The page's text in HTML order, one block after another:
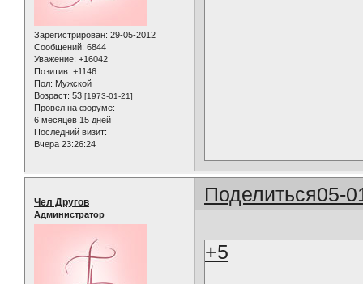
Зарегистрирован: 29-05-2012
Сообщений: 6844
Уважение: +16042
Позитив: +1146
Пол: Мужской
Возраст: 53 [1973-01-21]
Провел на форуме:
6 месяцев 15 дней
Последний визит:
Вчера 23:26:24
Поделиться05-
Чел Другов
Администратор
+5